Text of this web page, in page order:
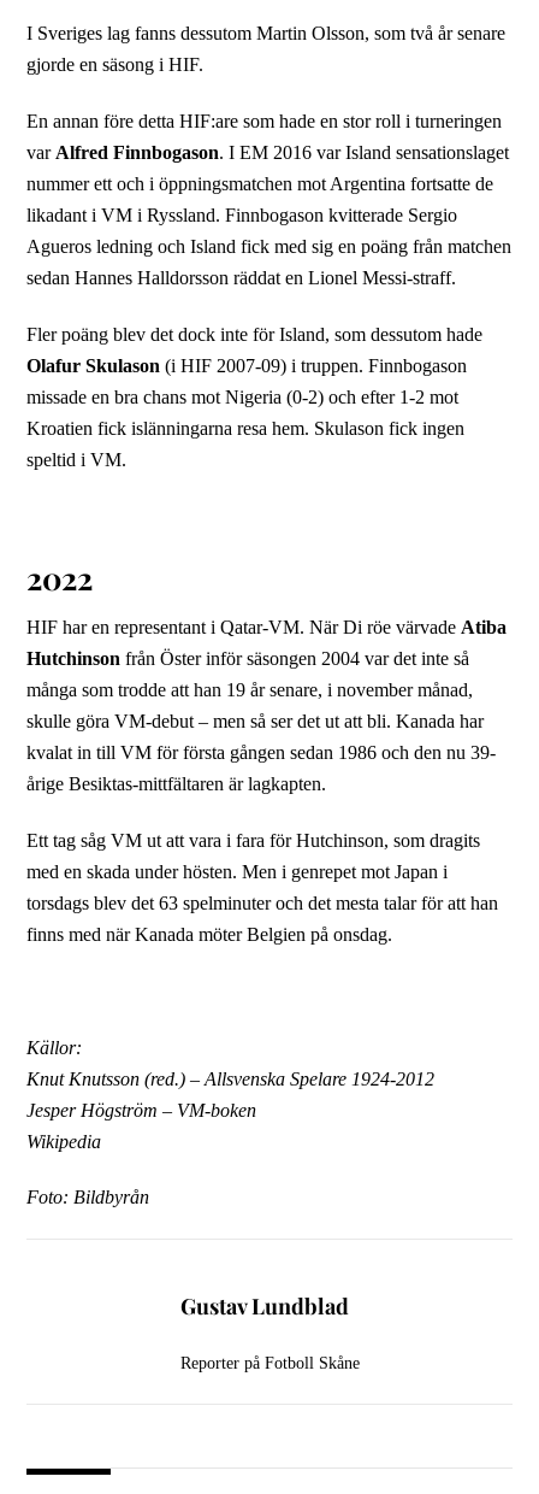
I Sveriges lag fanns dessutom Martin Olsson, som två år senare
gjorde en säsong i HIF.
En annan före detta HIF:are som hade en stor roll i turneringen
var Alfred Finnbogason. I EM 2016 var Island sensationslaget
nummer ett och i öppningsmatchen mot Argentina fortsatte de
likadant i VM i Ryssland. Finnbogason kvitterade Sergio
Agueros ledning och Island fick med sig en poäng från matchen
sedan Hannes Halldorsson räddat en Lionel Messi-straff.
Fler poäng blev det dock inte för Island, som dessutom hade
Olafur Skulason (i HIF 2007-09) i truppen. Finnbogason
missade en bra chans mot Nigeria (0-2) och efter 1-2 mot
Kroatien fick islänningarna resa hem. Skulason fick ingen
speltid i VM.
2022
HIF har en representant i Qatar-VM. När Di röe värvade Atiba
Hutchinson från Öster inför säsongen 2004 var det inte så
många som trodde att han 19 år senare, i november månad,
skulle göra VM-debut – men så ser det ut att bli. Kanada har
kvalat in till VM för första gången sedan 1986 och den nu 39-
årige Besiktas-mittfältaren är lagkapten.
Ett tag såg VM ut att vara i fara för Hutchinson, som dragits
med en skada under hösten. Men i genrepet mot Japan i
torsdags blev det 63 spelminuter och det mesta talar för att han
finns med när Kanada möter Belgien på onsdag.
Källor:
Knut Knutsson (red.) – Allsvenska Spelare 1924-2012
Jesper Högström – VM-boken
Wikipedia
Foto: Bildbyrån
Gustav Lundblad
Reporter på Fotboll Skåne